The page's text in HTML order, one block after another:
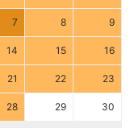
7 8 9
14 15 16
21 22 23
28 29 30